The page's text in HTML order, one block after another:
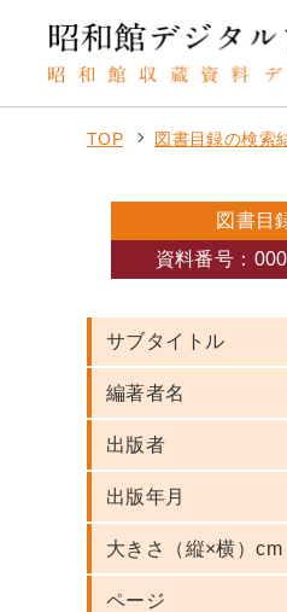
TOP 図書目録の検索
図書目
資料番号：
サブタイトル
編著者名
出版者
出版年月
大きさ（縦×横）cm
ページ